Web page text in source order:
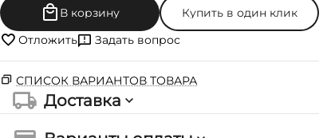
В корзину
Купить в один клик
Отложить
Задать вопрос
СПИСОК ВАРИАНТОВ ТОВАРА
Доставка